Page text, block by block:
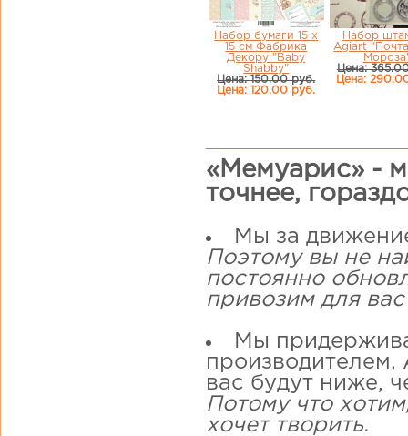
Набор бумаги 15 х
15 см Фабрика
Декору "Baby
Shabby"
Цена: 150.00 руб.
Цена: 120.00 руб.
Набор
Agiart
Цена:
Цена:
«Мемуарис» -
точнее,
Мы за
Поэтому вы не
постоянно
привозим для
Мы
производителем.
вас будут ниже,
Потому что
хочет творить.